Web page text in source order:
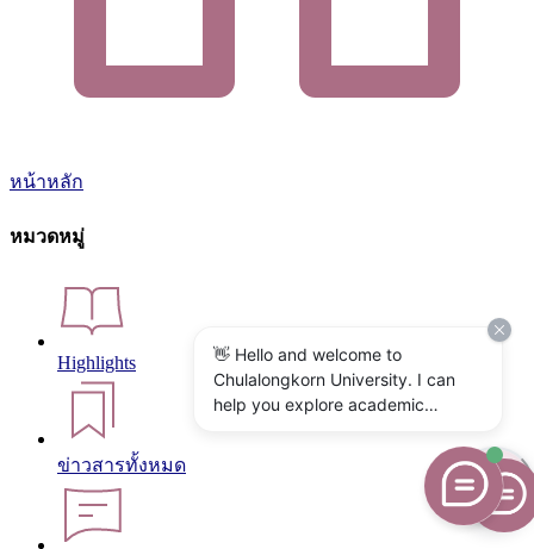
หน้าหลัก
หมวดหมู่
Highlights
ข่าวสารทั้งหมด
👋 Hello and welcome to
Chulalongkorn University. I can
help you explore academic